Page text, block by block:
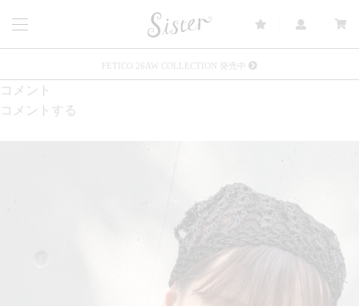
FETICO 26AW COLLECTION 発売中
発売中 : Sister × OJOJO NAITŌ
発売中 : Sister × 前原光榮商店
新規会員登録で5%OFFクーポン配布
Summer Sale up to 60%OFF 開催中
コメント
コメントする